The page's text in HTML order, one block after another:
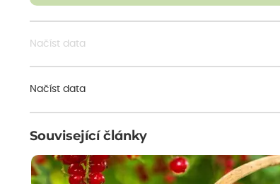
Načíst data
Načíst data
Související články